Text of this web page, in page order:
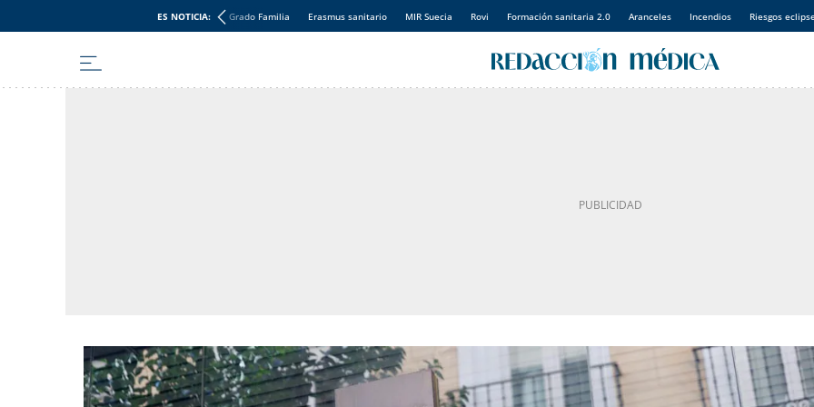
ES NOTICIA: Grado Familia Erasmus sanitario MIR Suecia Rovi Formación sanitaria 2.0 Aranceles Incendios Riesgos